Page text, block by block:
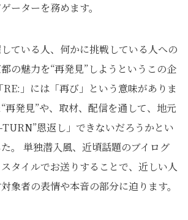
ーターを務めます。
ている人、何かに挑戦している人への
の魅力を“再発見”しようというこの企
」には「再び」という意味がありま
再発見”や、取材、配信を通して、地元
恩返し」できないだろうかとい
。 単独潜入風、近頃話題のブイログ
スタイルでお送りすることで、近しい人
象者の表情や本音の部分に迫ります。